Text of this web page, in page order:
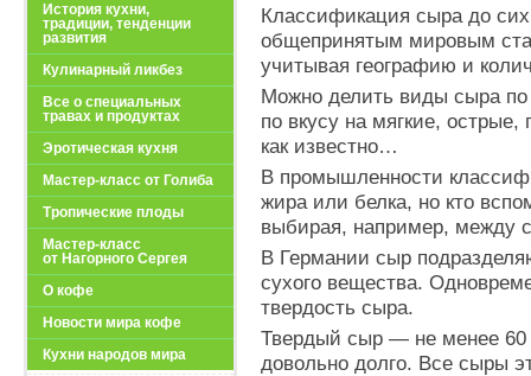
История кухни,
традиции, тенденции
развития
Кулинарный ликбез
Все о специальных
травах и продуктах
Эротическая кухня
Мастер-класс от Голиба
Тропические плоды
Мастер-класс
от Нагорного Сергея
О кофе
Новости мира кофе
Кухни народов мира
Классификация сыра до
общепринятым мировым
учитывая географию и
Можно делить виды сыра
по вкусу на мягкие, острые,
как известно…
В промышленности
жира или белка, но кто
выбирая, например, между
В Германии сыр
сухого вещества.
твердость сыра.
Твердый сыр — не менее 60
довольно долго. Все сыры